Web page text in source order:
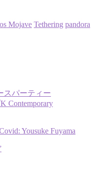
Mojave Tethering pandora
スパーティー
Contemporary
Yousuke Fuyama